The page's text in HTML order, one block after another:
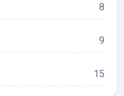
8
9
15